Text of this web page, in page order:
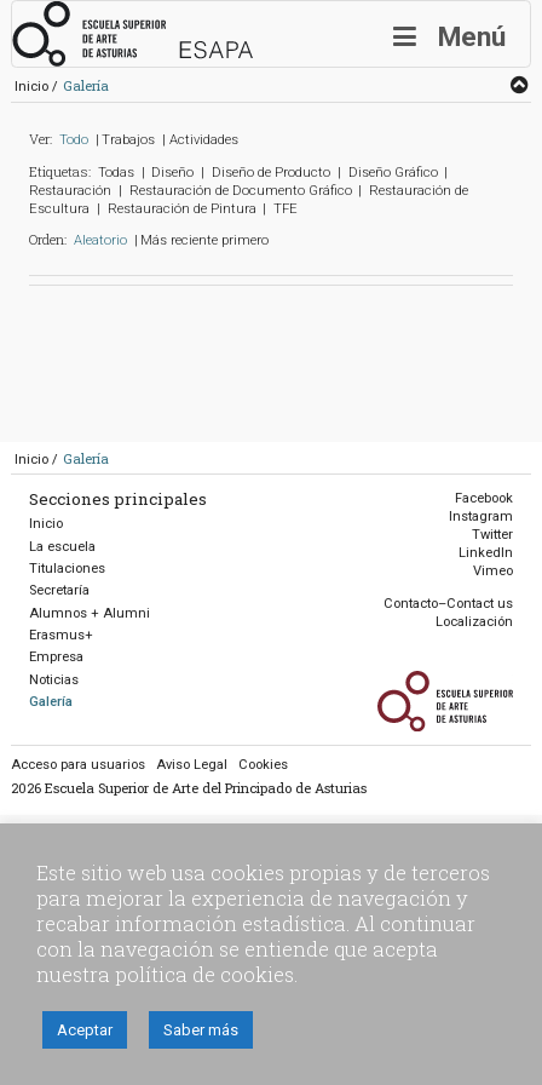
Navegación
principal
Menú
Tú
estás
Inicio Galería
Galería
Ver: Todo Trabajos Actividades
Etiquetas: Todas Diseño Diseño de Producto
Diseño Gráfico
Restauración
Restauración de Documento Gráfico
Restauración de
Escultura
Restauración de Pintura TFE
Orden: Aleatorio Más reciente primero
Tú
estás
aquí:
Inicio Galería
Secciones principales
Inicio
La escuela
Titulaciones
Secretaría
Alumnos + Alumni
Erasmus+
Empresa
Noticias
Galería
Facebook
Instagram
Twitter
LinkedIn
Vimeo
Contacto–Contact us
Localización
Acceso para usuarios Aviso Legal Cookies
2026 Escuela Superior de Arte del Principado de Asturias
Este sitio web usa cookies propias y de terceros
para mejorar la experiencia de navegación y
recabar información estadística. Al continuar
con la navegación se entiende que acepta
nuestra política de cookies.
Aceptar Saber más